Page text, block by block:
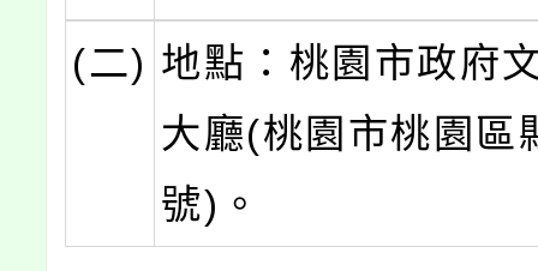
(二) 地點：桃園市政府
大廳(桃園市桃園區
號)。